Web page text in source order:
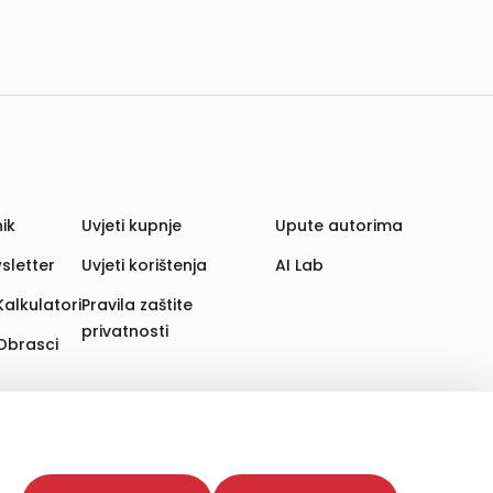
Time poboljšavamo korisničko iskustvo,
web stranica i uređaja u tu svrhu. Naši partneri
Uvjeti kupnje
Uvjeti korištenja
Pravila zaštite
privatnosti
Upute autorima
AI Lab